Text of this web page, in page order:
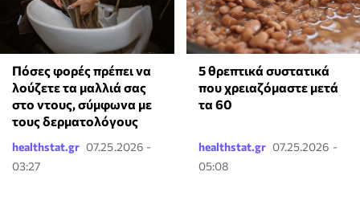
Πόσες φορές πρέπει να
λούζετε τα μαλλιά σας
στο ντους, σύμφωνα με
τους δερματολόγους
healthstat.gr 07.25.2026 -
03:27
5 θρεπτικά συστατικά
που χρειαζόμαστε μετά
τα 60
healthstat.gr 07.25.2026 -
05:08